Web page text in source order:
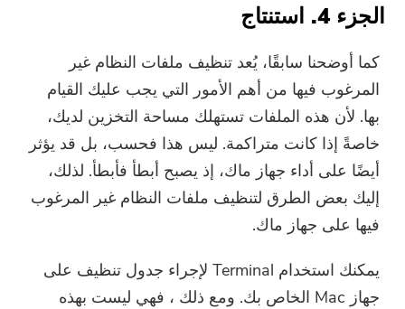
الجزء 4. استنتاج
كما أوضحنا سابقًا، يُعد تنظيف ملفات النظام غير
المرغوب فيها من أهم الأمور التي يجب عليك القيام
بها. لأن هذه الملفات تستهلك مساحة التخزين لديك،
خاصةً إذا كانت متراكمة. ليس هذا فحسب، بل قد يؤثر
أيضًا على أداء جهاز ماك، إذ يصبح أبطأ فأبطأ. لذلك،
إليك بعض الطرق لتنظيف ملفات النظام غير المرغوب
فيها على جهاز ماك.
يمكنك استخدام Terminal لإجراء جدول تنظيف على
جهاز Mac الخاص بك. ومع ذلك ، فهي ليست بهذه